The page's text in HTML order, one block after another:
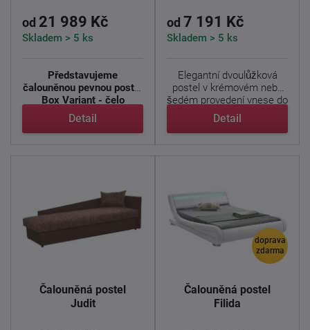
od 21 989 Kč
Skladem > 5 ks
Představujeme
čalouněnou pevnou postel
Box Variant - čelo
STRATFORD
Detail
od 7 191 Kč
Skladem > 5 ks
Elegantní dvoulůžková
postel v krémovém nebo
šedém provedení vnese do
...
Detail
Čalouněná postel
Judit
doprava
zdarma
Čalouněná postel
Filida